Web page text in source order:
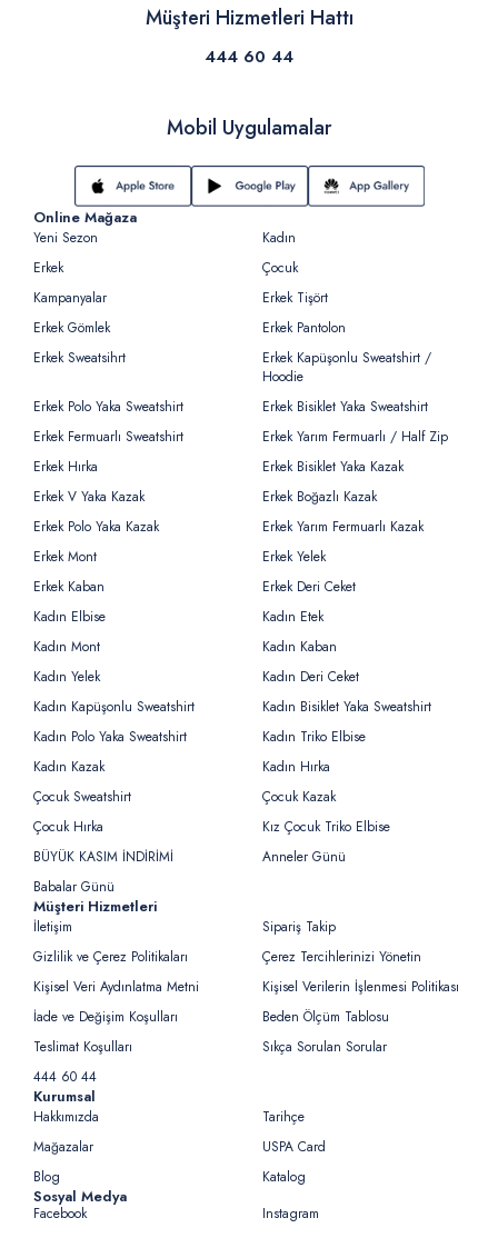
Müşteri Hizmetleri Hattı
444 60 44
Mobil Uygulamalar
Online Mağaza
Yeni Sezon
Kadın
Erkek
Çocuk
Kampanyalar
Erkek Tişört
Erkek Gömlek
Erkek Pantolon
Erkek Sweatsihrt
Erkek Kapüşonlu Sweatshirt /
Hoodie
Erkek Polo Yaka Sweatshirt
Erkek Bisiklet Yaka Sweatshirt
Erkek Fermuarlı Sweatshirt
Erkek Yarım Fermuarlı / Half Zip
Erkek Hırka
Erkek Bisiklet Yaka Kazak
Erkek V Yaka Kazak
Erkek Boğazlı Kazak
Erkek Polo Yaka Kazak
Erkek Yarım Fermuarlı Kazak
Erkek Mont
Erkek Yelek
Erkek Kaban
Erkek Deri Ceket
Kadın Elbise
Kadın Etek
Kadın Mont
Kadın Kaban
Kadın Yelek
Kadın Deri Ceket
Kadın Kapüşonlu Sweatshirt
Kadın Bisiklet Yaka Sweatshirt
Kadın Polo Yaka Sweatshirt
Kadın Triko Elbise
Kadın Kazak
Kadın Hırka
Çocuk Sweatshirt
Çocuk Kazak
Çocuk Hırka
Kız Çocuk Triko Elbise
BÜYÜK KASIM İNDİRİMİ
Anneler Günü
Babalar Günü
Müşteri Hizmetleri
İletişim
Sipariş Takip
Gizlilik ve Çerez Politikaları
Çerez Tercihlerinizi Yönetin
Kişisel Veri Aydınlatma Metni
Kişisel Verilerin İşlenmesi Politikası
İade ve Değişim Koşulları
Beden Ölçüm Tablosu
Teslimat Koşulları
Sıkça Sorulan Sorular
444 60 44
Kurumsal
Hakkımızda
Tarihçe
Mağazalar
USPA Card
Blog
Katalog
Sosyal Medya
Facebook
Instagram